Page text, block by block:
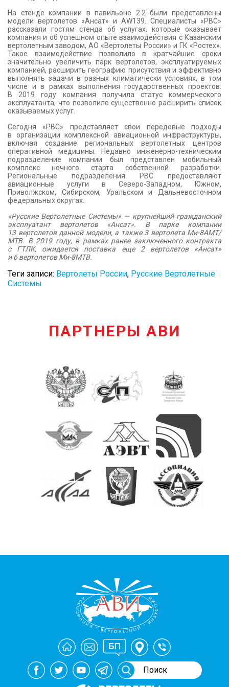
КОНТАКТЫ
На стенде компании в павильоне 2.2 были представлены
модели вертолетов «Ансат» и AW139. Специалисты «РВС»
рассказали гостям стенда об услугах, которые оказывает
компания и об успешном опыте взаимодействия с Казанским
вертолетным заводом, АО «Вертолеты России» и ГК «Ростех».
Такое взаимодействие позволило в кратчайшие сроки
значительно увеличить парк вертолетов, эксплуатируемых
компанией, расширить географию присутствия и эффективно
выполнять задачи в разных климатически условиях, в том
числе и в рамках выполнения государственных проектов.
В 2019 году компания получила статус коммерческого
эксплуатанта, что позволило существенно расширить список
оказываемых услуг.
Сегодня «РВС» представляет свои передовые подходы
в организации комплексной авиационной инфраструктуры,
включая создание региональных вертолетных центров
оперативной медицины. Недавно инженерно-техническим
подразделение компании был представлен мобильный
комплекс ночного старта собственной разработки.
Региональные подразделения РВС предоставляют
авиационные услуги в Северо-Западном, Южном,
Приволжском, Сибирском, Уральском и Дальневосточном
федеральных округах.
«Русские Вертолетные Системы» — крупнейший гражданский
эксплуатант вертолетов «Ансат». В парке компании
13 вертолетов данной модели, а также 3 вертолета Ми-8АМТ/
МТВ. В 2019 году, в рамках ранее заключенного контракта
с ГТЛК, ожидается поставка еще 2 вертолетов «Ансат»
и 6 вертолетов Ми-8МТВ.
Теги записи: Вертолеты России, Русские Вертолетные
Системы
ПАРТНЕРЫ АВИ